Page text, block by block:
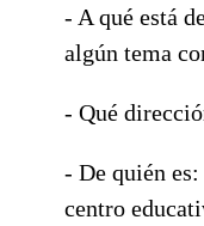
- A qué está
algún tema
- Qué
- De quién
centro